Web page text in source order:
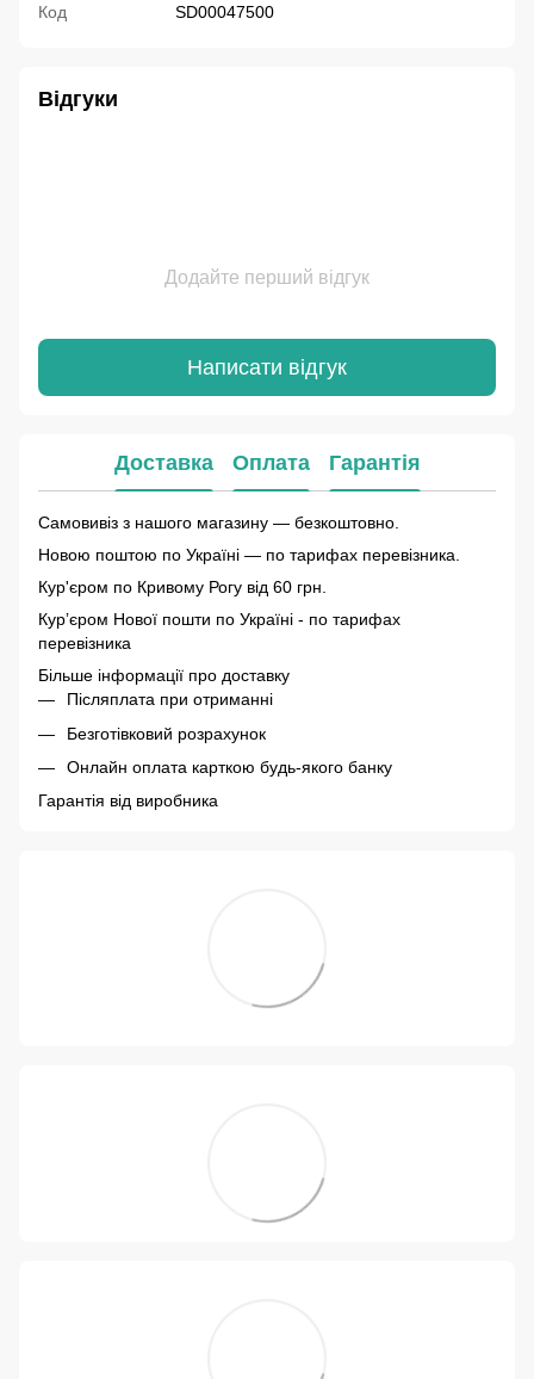
Код SD00047500
Відгуки
Додайте перший відгук
Написати відгук
Доставка Оплата Гарантія
Самовивіз з нашого магазину — безкоштовно.
Новою поштою по Україні — по тарифах перевізника.
Кур'єром по Кривому Рогу від 60 грн.
Курʼєром Нової пошти по Україні - по тарифах
перевізника
Більше інформації про доставку
Післяплата при отриманні
Безготівковий розрахунок
Онлайн оплата карткою будь-якого банку
Гарантія від виробника